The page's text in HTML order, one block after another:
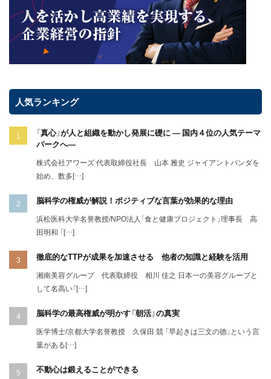
人気ランキング
「真心」が人と組織を動かし発展に礎に ― 国内４位の人気テーマ
パークへ―
株式会社アワーズ 代表取締役社長 山本 雅史 ジャイアントパンダを
始め、数多[…]
脳科学の権威が解説！ポジティブな言葉が効果的な理由
浜松医科大学名誉教授/NPO法人「食と健康プロジェクト」理事長 高
田明和 「[…]
徹底的なTTPが成果を加速させる 他者の知識と経験を活用
湘南美容グループ 代表取締役 相川 佳之 日本一の美容グループと
して名高い「[…]
脳科学の最高権威が明かす『朝活』の真実
医学博士/京都大学名誉教授 久保田 競 「早起きは三文の徳」という言
葉がある[…]
不動心は鍛えることができる